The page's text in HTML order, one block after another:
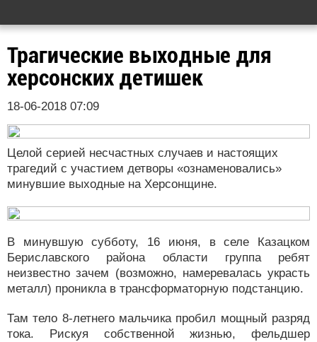
Трагические выходные для
херсонских детишек
18-06-2018 07:09
Целой серией несчастных случаев и настоящих
трагедий с участием детворы «ознаменовались»
минувшие выходные на Херсонщине.
В минувшую субботу, 16 июня, в селе Казацком
Бериславского района области группа ребят
неизвестно зачем (возможно, намеревалась украсть
металл) проникла в трансформаторную подстанцию.
Там тело 8-летнего мальчика пробил мощный разряд
тока. Рискуя собственной жизнью, фельдшер